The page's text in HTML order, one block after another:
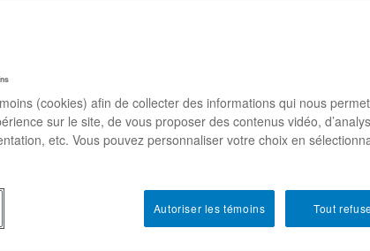
parfumés influençaient notre santé ?
et toutes des préférences en matière d’odeurs pour nos
notre santé? C’est ce que suggèrent des scientifiques, qui
(cookies) afin de collecter des informations qui nous
sur le site, de vous proposer des contenus vidéo,
etc. Vous pouvez personnaliser votre choix en
Tout
Autoriser les témoins